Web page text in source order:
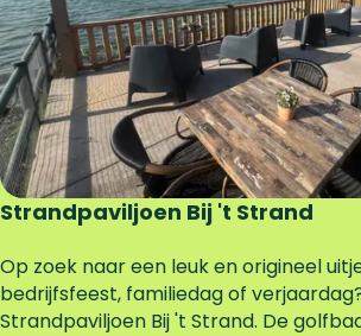
d
Z
e
u
m
e
r
e
Strandpaviljoen Bij 't Strand
S
t
r
Op zoek naar een leuk en origineel
bedrijfsfeest, familiedag of
Strandpaviljoen Bij 't Strand. De